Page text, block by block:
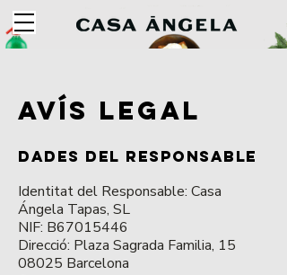
Avís Legal
Dades del Responsable
Identitat del Responsable: Casa
Ángela Tapas, SL
NIF: B67015446
Direcció: Plaza Sagrada Familia, 15
08025 Barcelona